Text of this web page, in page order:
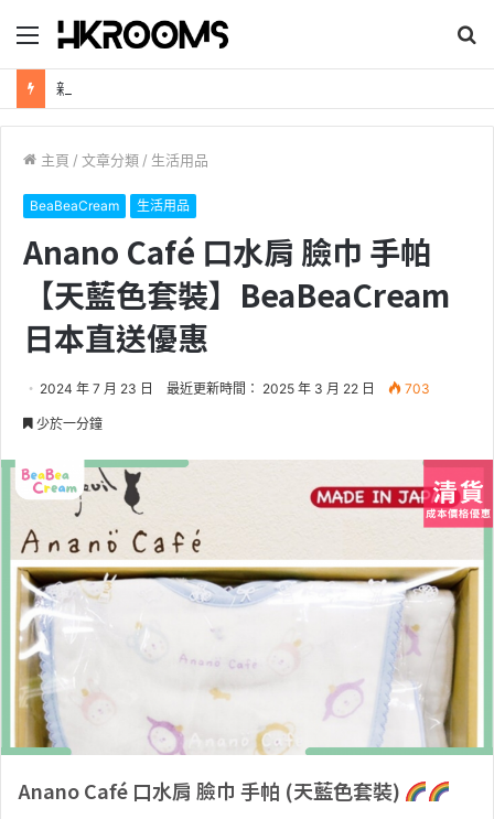
目
錄
尋
主頁 / 文章分類 / 生活用品
BeaBeaCream 生活用品
Anano Café 口水肩 臉巾 手帕
【天藍色套裝】BeaBeaCream
日本直送優惠
2024 年 7 月 23 日 最近更新時間： 2025 年 3 月 22 日 703
少於一分鐘
Anano Café 口水肩 臉巾 手帕 (天藍色套裝)